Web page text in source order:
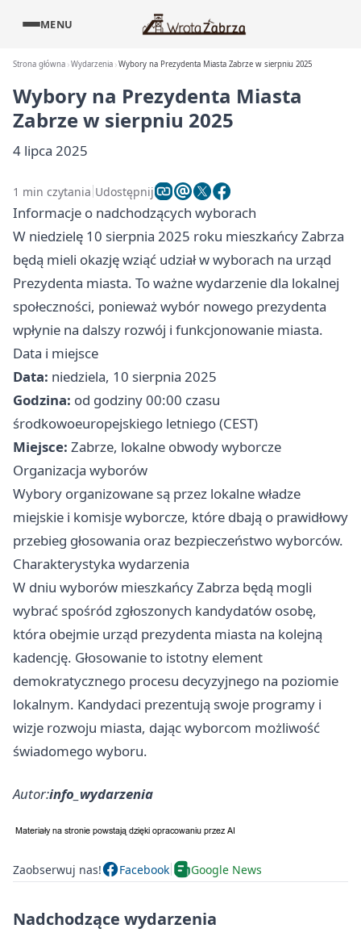
MENU
Strona główna Wydarzenia Wybory na Prezydenta Miasta Zabrze w sierpniu 2025
Wybory na Prezydenta Miasta
Zabrze w sierpniu 2025
4 lipca 2025
1 min czytania Udostępnij
Informacje o nadchodzących wyborach
W niedzielę 10 sierpnia 2025 roku mieszkańcy Zabrza
będą mieli okazję wziąć udział w wyborach na urząd
Prezydenta miasta. To ważne wydarzenie dla lokalnej
społeczności, ponieważ wybór nowego prezydenta
wpłynie na dalszy rozwój i funkcjonowanie miasta.
Data i miejsce
Data: niedziela, 10 sierpnia 2025
Godzina: od godziny 00:00 czasu
środkowoeuropejskiego letniego (CEST)
Miejsce: Zabrze, lokalne obwody wyborcze
Organizacja wyborów
Wybory organizowane są przez lokalne władze
miejskie i komisje wyborcze, które dbają o prawidłowy
przebieg głosowania oraz bezpieczeństwo wyborców.
Charakterystyka wydarzenia
W dniu wyborów mieszkańcy Zabrza będą mogli
wybrać spośród zgłoszonych kandydatów osobę,
która obejmie urząd prezydenta miasta na kolejną
kadencję. Głosowanie to istotny element
demokratycznego procesu decyzyjnego na poziomie
lokalnym. Kandydaci prezentują swoje programy i
wizje rozwoju miasta, dając wyborcom możliwość
świadomego wyboru.
Autor:info_wydarzenia
Zaobserwuj nas! Facebook Google News
Nadchodzące wydarzenia